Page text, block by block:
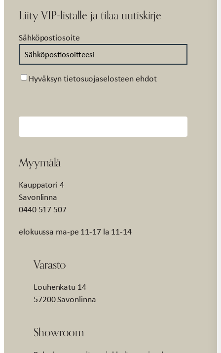
Liity VIP-listalle ja tilaa uutiskirje
Sähköpostiosoite
Suostumus
Hyväksyn tietosuojaselosteen ehdot
Myymälä
Kauppatori 4
Savonlinna
0440 517 507
elokuussa ma-pe 11-17 la 11-14
Varasto
Louhenkatu 14
57200 Savonlinna
Showroom